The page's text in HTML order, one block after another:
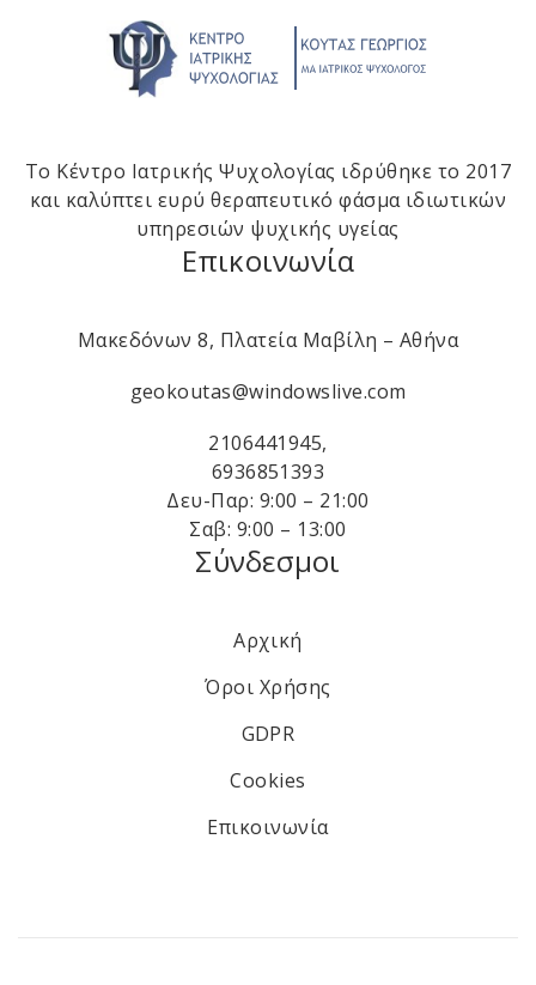
Το Κέντρο Ιατρικής Ψυχολογίας ιδρύθηκε το 2017
και καλύπτει ευρύ θεραπευτικό φάσμα ιδιωτικών
υπηρεσιών ψυχικής υγείας
Επικοινωνία
Μακεδόνων 8, Πλατεία Μαβίλη – Αθήνα
geokoutas@windowslive.com
2106441945,
6936851393
Δευ-Παρ: 9:00 – 21:00
Σαβ: 9:00 – 13:00
Σύνδεσμοι
Αρχική
Όροι Χρήσης
GDPR
Cookies
Επικοινωνία